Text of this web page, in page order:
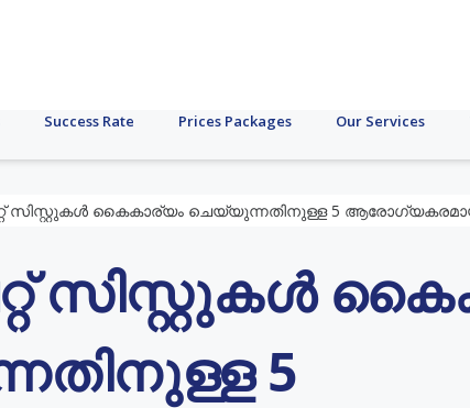
Success Rate Prices Packages Our Services
സിസ്റ്റുകൾ കൈകാര്യം ചെയ്യുന്നതിനുള്ള 5
സിസ്റ്റുകൾ
5